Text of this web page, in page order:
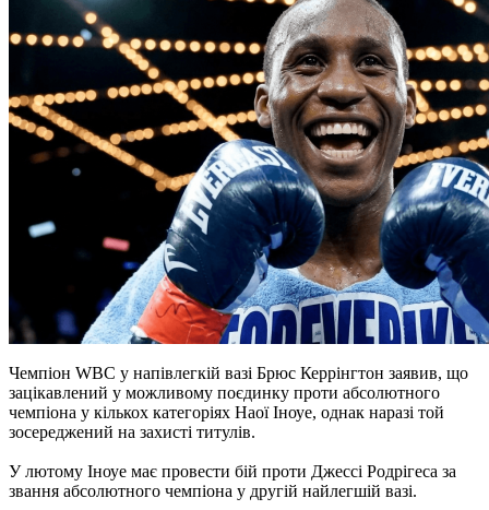
Чемпіон WBC у напівлегкій вазі Брюс Керрінгтон заявив, що
зацікавлений у можливому поєдинку проти абсолютного
чемпіона у кількох категоріях Наої Іноуе, однак наразі той
зосереджений на захисті титулів.
У лютому Іноуе має провести бій проти Джессі Родрігеса за
звання абсолютного чемпіона у другій найлегшій вазі.